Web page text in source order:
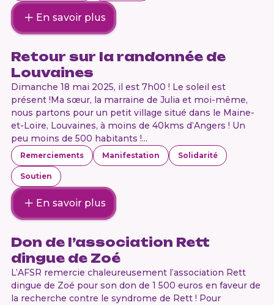
En savoir plus
Retour sur la randonnée de
Louvaines
Dimanche 18 mai 2025, il est 7h00 ! Le soleil est
présent !Ma sœur, la marraine de Julia et moi-même,
nous partons pour un petit village situé dans le Maine-
et-Loire, Louvaines, à moins de 40kms d’Angers ! Un
peu moins de 500 habitants !...
Remerciements Manifestation Solidarité
Soutien
En savoir plus
Don de l’association Rett
dingue de Zoé
L’AFSR remercie chaleureusement l’association Rett
dingue de Zoé pour son don de 1 500 euros en faveur de
la recherche contre le syndrome de Rett ! Pour